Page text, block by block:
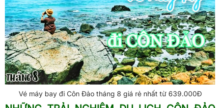
Vé máy bay đi Côn Đảo tháng 8 giá rẻ nhất từ 639.000Đ